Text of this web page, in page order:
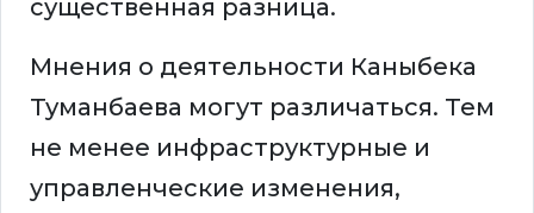
существенная разница.
Мнения о деятельности Каныбека
Туманбаева могут различаться. Тем
не менее инфраструктурные и
управленческие изменения,